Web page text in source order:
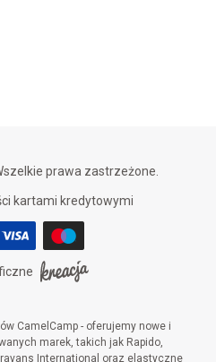
prawa zastrzeżone.
kartami kredytowymi
CamelCamp - oferujemy nowe i
marek, takich jak Rapido,
International oraz elastyczne